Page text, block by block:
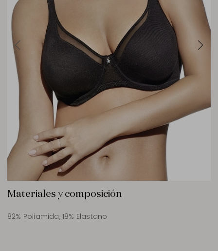
Materiales y composición
82% Poliamida, 18% Elastano